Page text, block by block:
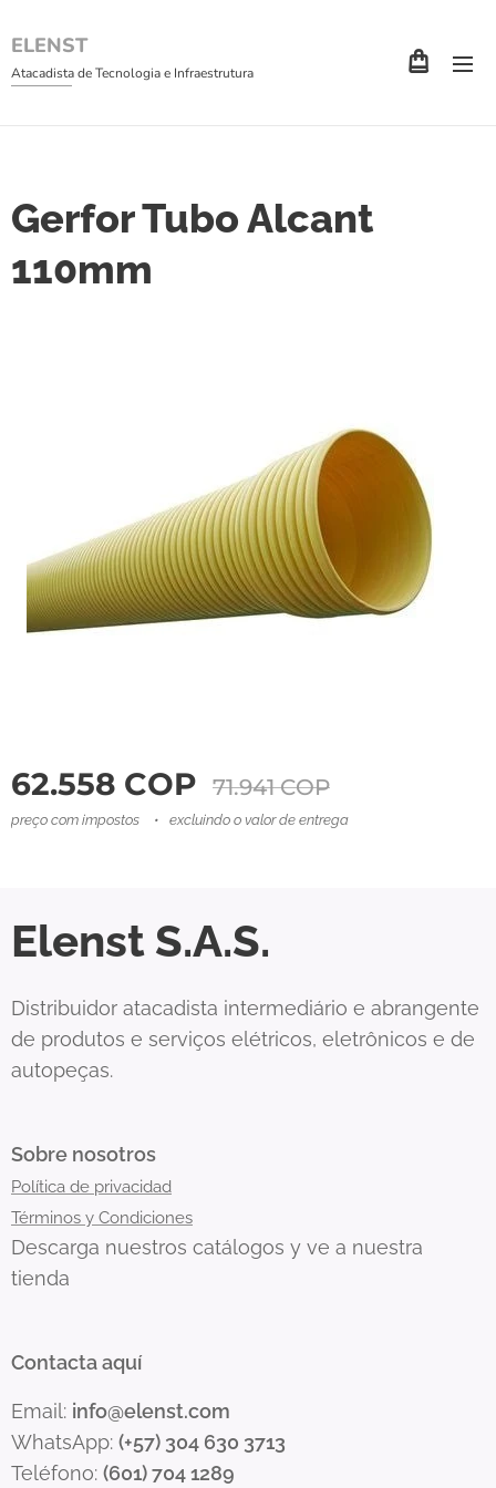
ELENST
Atacadista de Tecnologia e Infraestrutura
Gerfor Tubo Alcant
110mm
62.558 COP 71.941COP
preço com impostos excluindo o valor de entrega
Elenst S.A.S.
Distribuidor atacadista intermediário e abrangente
de produtos e serviços elétricos, eletrônicos e de
autopeças.
Sobre nosotros
Política de privacidad
Términos y Condiciones
Descarga nuestros catálogos y ve a nuestra
tienda
Contacta aquí
Email: info@elenst.com
WhatsApp: (+57) 304 630 3713
Teléfono: (601) 704 1289